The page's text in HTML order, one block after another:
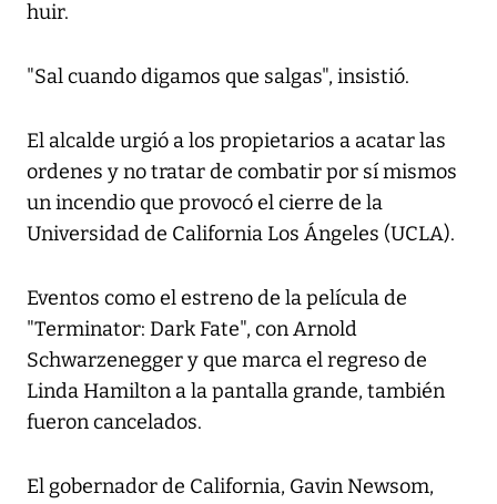
huir.
"Sal cuando digamos que salgas", insistió.
El alcalde urgió a los propietarios a acatar las
ordenes y no tratar de combatir por sí mismos
un incendio que provocó el cierre de la
Universidad de California Los Ángeles (UCLA).
Eventos como el estreno de la película de
"Terminator: Dark Fate", con Arnold
Schwarzenegger y que marca el regreso de
Linda Hamilton a la pantalla grande, también
fueron cancelados.
El gobernador de California, Gavin Newsom,